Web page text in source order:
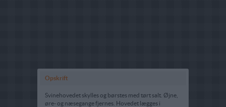
Opskrift
Svinehovedet skylles og børstes med tørt salt. Øjne,
øre- og næsegange fjernes. Hovedet lægges i